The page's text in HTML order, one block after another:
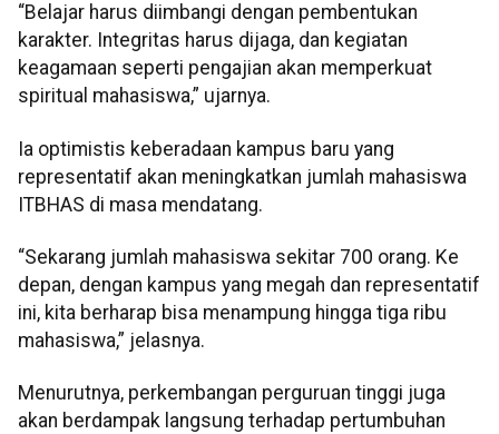
“Belajar harus diimbangi dengan pembentukan
karakter. Integritas harus dijaga, dan kegiatan
keagamaan seperti pengajian akan memperkuat
spiritual mahasiswa,” ujarnya.
Ia optimistis keberadaan kampus baru yang
representatif akan meningkatkan jumlah mahasiswa
ITBHAS di masa mendatang.
“Sekarang jumlah mahasiswa sekitar 700 orang. Ke
depan, dengan kampus yang megah dan representatif
ini, kita berharap bisa menampung hingga tiga ribu
mahasiswa,” jelasnya.
Menurutnya, perkembangan perguruan tinggi juga
akan berdampak langsung terhadap pertumbuhan